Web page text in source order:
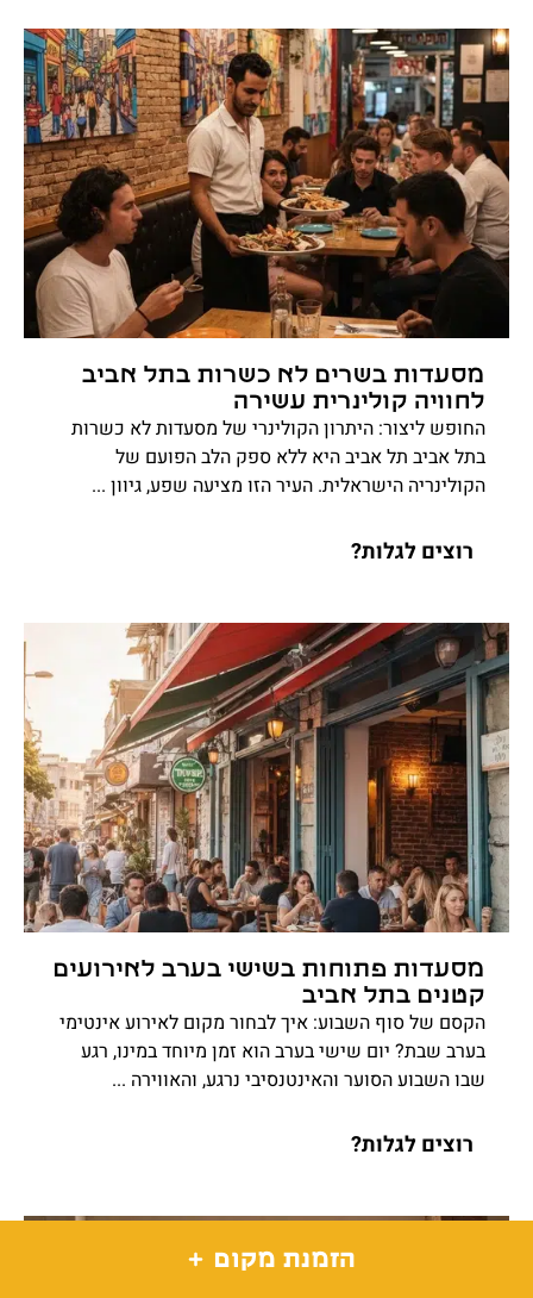
מסעדות בשרים לא כשרות בתל אביב
לחוויה קולינרית עשירה
החופש ליצור: היתרון הקולינרי של מסעדות לא כשרות
בתל אביב תל אביב היא ללא ספק הלב הפועם של
הקולינריה הישראלית. העיר הזו מציעה שפע, גיוון ...
רוצים לגלות?
מסעדות פתוחות בשישי בערב לאירועים
קטנים בתל אביב
הקסם של סוף השבוע: איך לבחור מקום לאירוע אינטימי
בערב שבת? יום שישי בערב הוא זמן מיוחד במינו, רגע
שבו השבוע הסוער והאינטנסיבי נרגע, והאווירה ...
רוצים לגלות?
הזמנת מקום